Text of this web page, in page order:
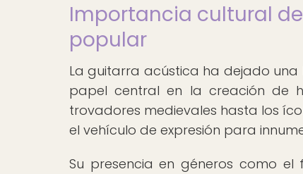
Importancia cultural
popular
La guitarra acústica ha dejado
papel central en la creación de
trovadores medievales hasta los
el vehículo de expresión para
Su presencia en géneros como